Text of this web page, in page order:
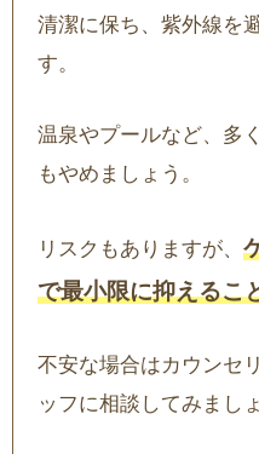
清潔に保ち、紫外線を
す。
温泉やプールなど、多
もやめましょう。
リスクもありますが、
で最小限に抑えるこ
不安な場合はカウンセ
ッフに相談してみまし